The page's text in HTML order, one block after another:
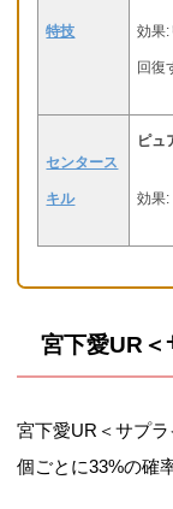
特技 効果
回復
センタース
キル
ピュ
効果
宮下愛UR
宮下愛UR＜サプ
個ごとに33%の確